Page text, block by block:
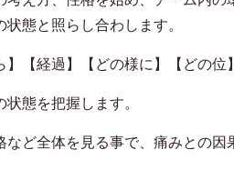
態と照らし合わします。
】【経過】【どの様に】【どの
態を把握します。
など全体を見る事で、痛みとの因